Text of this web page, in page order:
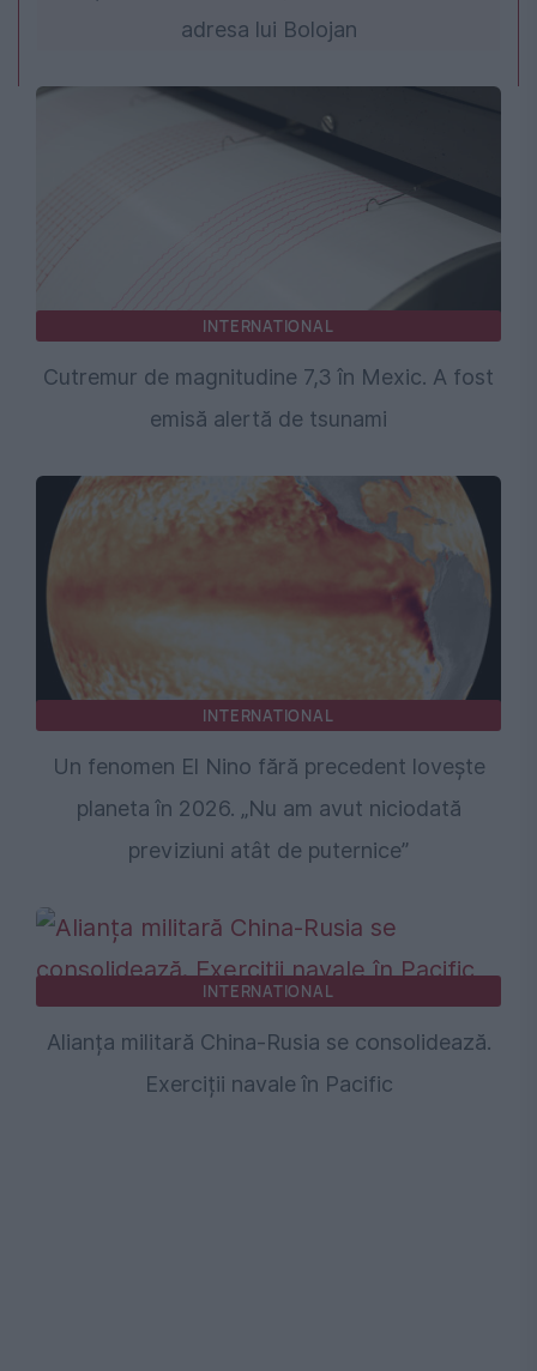
adresa lui Bolojan
INTERNATIONAL
Cutremur de magnitudine 7,3 în Mexic. A fost
emisă alertă de tsunami
INTERNATIONAL
Un fenomen El Nino fără precedent lovește
planeta în 2026. „Nu am avut niciodată
previziuni atât de puternice”
INTERNATIONAL
Alianța militară China-Rusia se consolidează.
Exerciții navale în Pacific